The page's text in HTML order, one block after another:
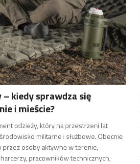
kiedy sprawdza się
i mieście?
odzieży, który na przestrzeni lat
militarne i służbowe. Obecnie
przez osoby aktywne w terenie,
pracowników technicznych,